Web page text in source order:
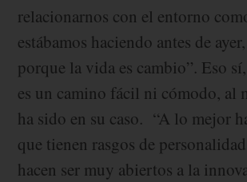
relacionarnos con el entorno
estábamos haciendo antes de
porque la vida es cambio”. Eso
es un camino fácil ni cómodo, al
ha sido en su caso. “A lo mejor
que tienen rasgos de
hacen ser muy abiertos a la